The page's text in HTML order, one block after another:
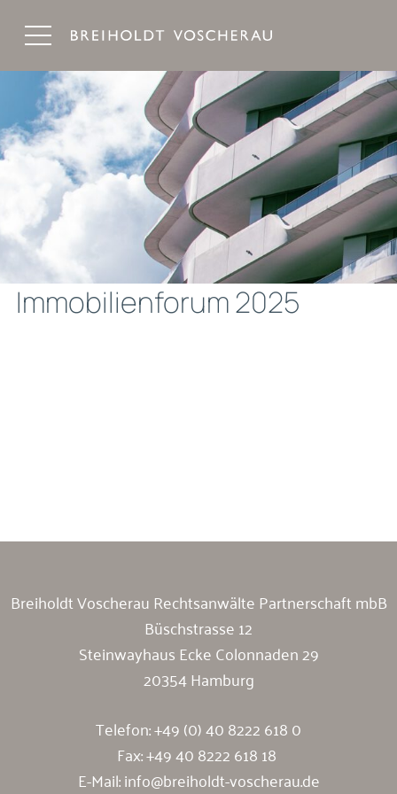
Immobilienforum 2025
Breiholdt Voscherau Rechtsanwälte Partnerschaft mbB
Büschstrasse 12
Steinwayhaus Ecke Colonnaden 29
20354 Hamburg
Telefon:+49 (0) 40 8222 618 0
Fax: +49 40 8222 618 18
E-Mail:info@breiholdt-voscherau.de